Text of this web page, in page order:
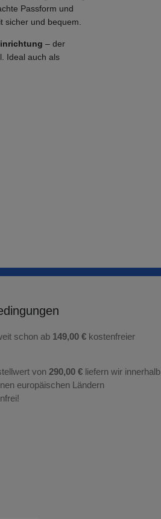
Passform und
sicher und bequem.
– der
Ideal auch als
schon ab 149,00 € kostenfreier
von 290,00 € liefern wir innerhalb
europäischen Ländern